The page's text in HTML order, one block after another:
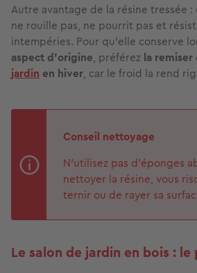
Autre avantage de la résine tressée :
ne rouille pas, ne pourrit pas et
intempéries. Pour qu’elle conserve
aspect d’origine, préférez la remiser
jardin en hiver, car le froid la rend
Conseil nettoyage
N’utilisez pas d’éponges
nettoyer la résine, vous
ternir ou de rayer sa
Le salon de jardin en bois :